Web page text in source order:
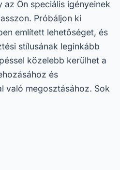
az Ön speciális igényeinek
Próbáljon ki
említett lehetőséget, és
stílusának leginkább
közelebb kerülhet a
és
való megosztásához. Sok